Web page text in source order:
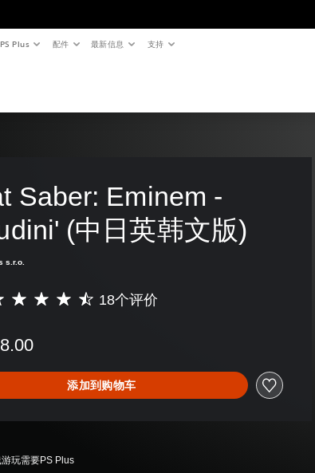
PS Plus 配件 最新信息 支持
Saber: Eminem -
(中日英韩文版)
s.r.o.
18个评价
添加到购物车
玩需要PS Plus